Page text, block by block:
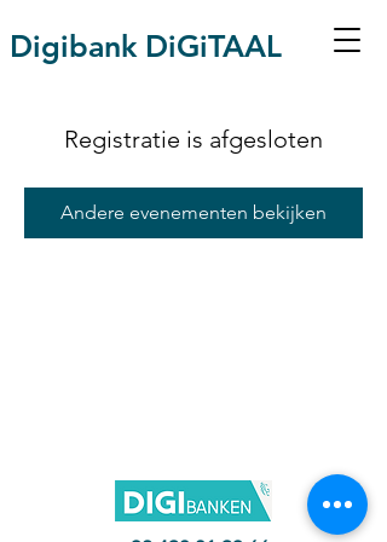
Digibank DiGiTAAL
Registratie is afgesloten
Andere evenementen bekijken